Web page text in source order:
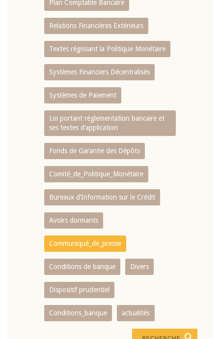
Plan Comptable Bancaire
Relations Financières Extérieurs
Textes régissant la Politique Monétaire
Systèmes Financiers Décentralisés
Systèmes de Paiement
Loi portant réglementation bancaire et
ses textes d’application
Fonds de Garantie des Dépôts
Comité_de_Politique_Monétaire
Bureaux d’Information sur le Crédit
Avoirs dormants
Communiqué_de_presse
Conditions de banque Divers
Dispositif prudentiel
Conditions_banque actualités